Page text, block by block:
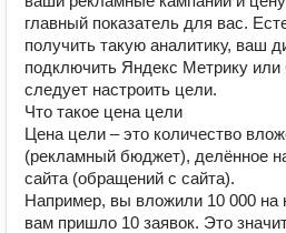
главный показатель для вас.
получить такую аналитику, ваш
подключить Яндекс Метрику или
следует настроить цели.
Что такое цена цели
Цена цели – это количество
(рекламный бюджет), делённое
сайта (обращений с сайта).
Например, вы вложили 10 000 на
вам пришло 10 заявок. Это